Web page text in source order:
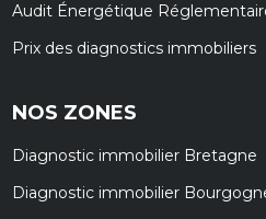
Audit Énergétique
Prix des diagnostics immobiliers
NOS ZONES
Diagnostic immobilier Bretagne
Diagnostic immobilier